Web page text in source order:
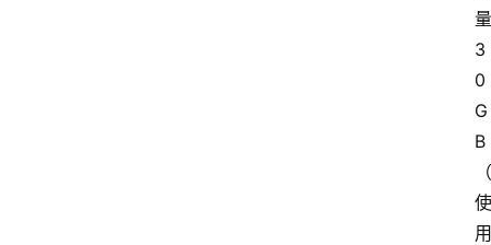
量
3
0
G
B
（
使
用